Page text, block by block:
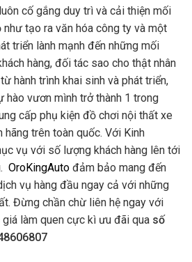
cố gắng duy trì và cải thiện mối
như tạo ra văn hóa công ty và một
triển lành mạnh đến những mối
hàng, đối tác sao cho thật nhân
hành trình khai sinh và phát triển,
hào vươn mình trở thành 1 trong
cấp phụ kiện đồ chơi nội thất xe
trên toàn quốc. Với Kinh
vụ với số lượng khách hàng lên tới
OroKingAuto đảm bảo mang đến
vụ hàng đầu ngay cả với những
Đừng chần chừ liên hệ ngay với
làm quen cực kì ưu đãi qua số